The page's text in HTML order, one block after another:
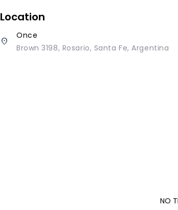
Location
place
Once
Brown 3198, Rosario, Santa Fe, Argentina
NO